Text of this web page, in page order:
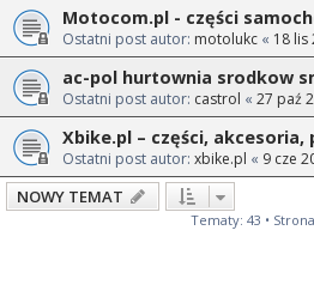
Motocom.pl - części
Ostatni post autor: motolukc « 18 lis
ac-pol hurtownia srodkow
Ostatni post autor: castrol « 27 paź
Xbike.pl – części, akcesoria,
Ostatni post autor: xbike.pl « 9 cze
NOWY TEMAT
Tematy: 43 • Strona